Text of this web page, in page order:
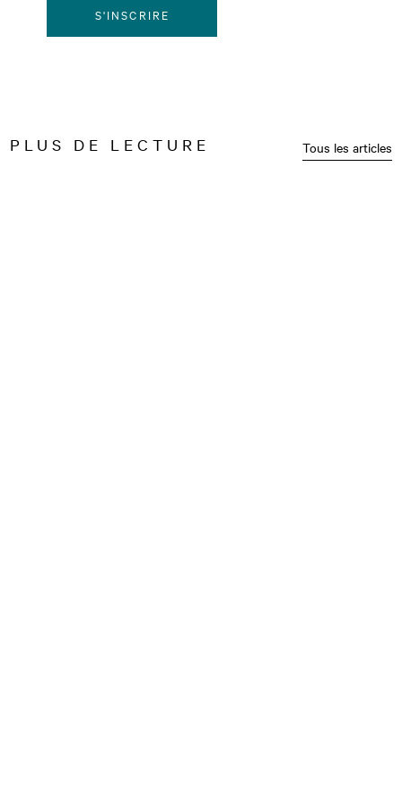
S'INSCRIRE
PLUS DE LECTURE Tous les articles